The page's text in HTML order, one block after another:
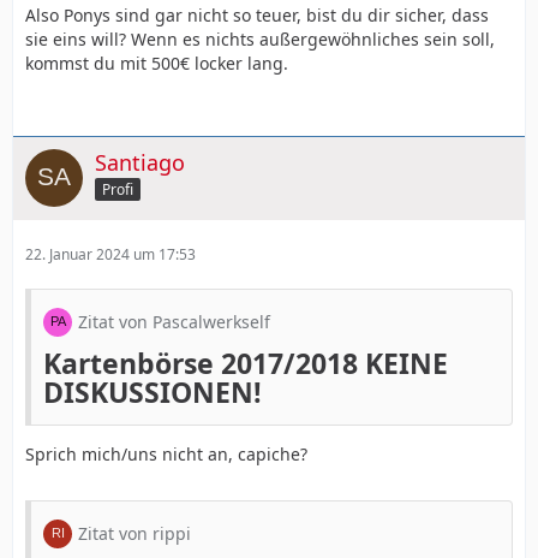
Also Ponys sind gar nicht so teuer, bist du dir sicher, dass
sie eins will? Wenn es nichts außergewöhnliches sein soll,
kommst du mit 500€ locker lang.
Santiago
Profi
22. Januar 2024 um 17:53
Zitat von Pascalwerkself
Kartenbörse 2017/2018 KEINE
DISKUSSIONEN!
Sprich mich/uns nicht an, capiche?
Zitat von rippi